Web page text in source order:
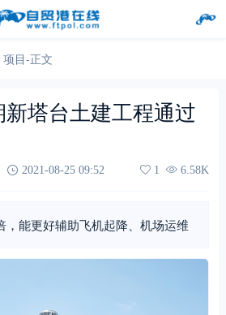
项目-正文
塔台土建工程通过
2021-08-25 09:52 1 6.58K
，能更好辅助飞机起降、机场运维